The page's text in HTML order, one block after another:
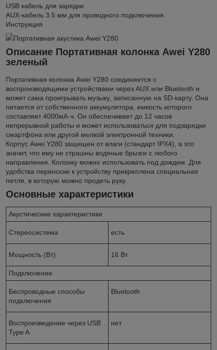
USB кабель для зарядки
AUX-кабель 3.5 мм для проводного подключения
Инструкция
Портативная акустика Awei Y280
Описание Портативная колонка Awei Y280
зеленый
Портативная колонка Awei Y280 соединяется с
воспроизводящими устройствами через AUX или Bluetooth и
может сама проигрывать музыку, записанную на SD-карту. Она
питается от собственного аккумулятора, емкость которого
составляет 4000мА·ч. Он обеспечивает до 12 часов
непрерывной работы и может использоваться для подзарядки
смартфона или другой мелкой электронной техники.
Корпус Awei Y280 защищен от влаги (стандарт IPX4), а это
значит, что ему не страшны водяные брызги с любого
направления. Колонку можно использовать под дождем. Для
удобства переноски к устройству прикреплена специальная
петля, в которую можно продеть руку.
Основные характеристики
Акустические характеристики
Стереосистема есть
Мощность (Вт) 16 Вт
Подключение
Беспроводные способы
подключения
Bluetooth
Воспроизведение через USB
Type A
нет